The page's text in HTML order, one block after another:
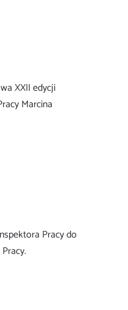
XXII edycji
Marcina
Pracy do